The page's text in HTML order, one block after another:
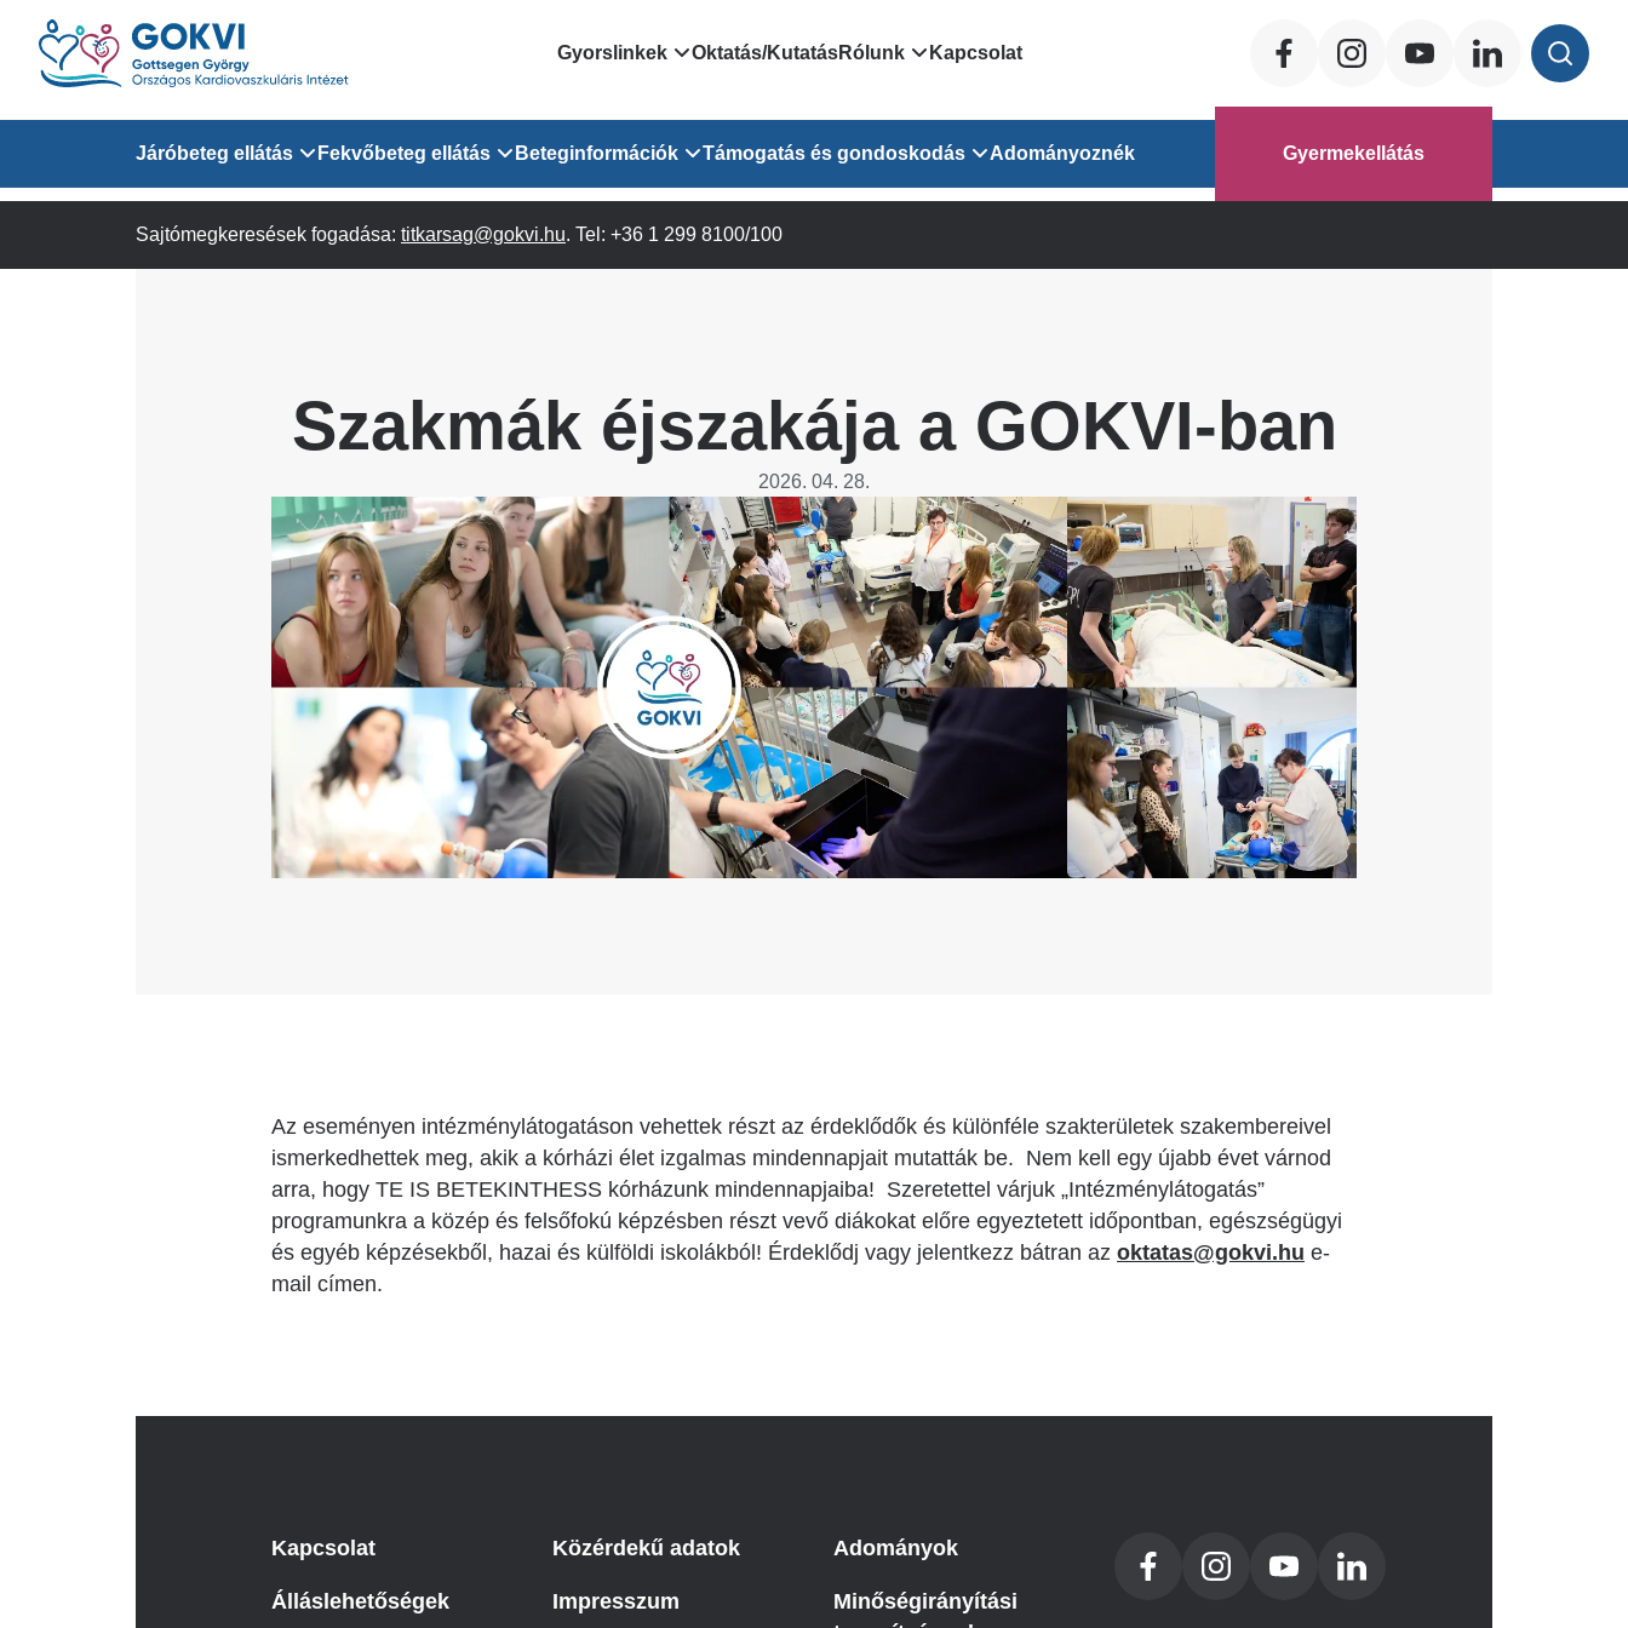
Ugrás
tartalomra
Domain
menu
for
GOKVI
Gyorslinkek
Országos Online Várólista
EESZT - Egészségablak
Egységes alapellátási ügyeleti
rendszer
Háziorvosi körzetek Pest
vármegyére vonatkozóan
Patika ügyeleti link Pest
vármegyére vonatkozóan
Egészségértés
Nemzeti szívinfarktus regiszter
Oktatás/KutatásRólunk
Rendezvényeink
Közérdekű adatok
Kapcsolat
Social
Domain
menu
(main)
Járóbeteg ellátás
Járóbeteg Információk
Fekvőbeteg ellátás
Felnőtt Kardiológiai Osztály
Felnőtt Szív- és Érsebészet
Sürgősségi Betegellátó Osztály
Katéter Terápiás Osztály
Kardiológiai Képalkotó Osztály
Radiológiai Osztály
Beteginformációk
Orvosaink
lekérése
Egészségügyi dokumentáció
kikérő lap
Betegtájékoztatók
Látogatóknak
Szolgáltatásaink
A szív atlasza
Támogatás és gondoskodás
Pszichológusok
felnőtt betegeinknek
Prevenció
Szociális munkás
Rehabilitáció Füreden
Adományoznék Gyermekellátás
Sajtómegkeresések fogadása: titkarsag@gokvi.hu. Tel: +36 1 299 8100/100
Szakmák éjszakája a GOKVI-ban
2026. 04. 28.
Image
Az eseményen intézménylátogatáson vehettek részt az érdeklődők és különféle szakterületek szakembereivel
ismerkedhettek meg, akik a kórházi élet izgalmas mindennapjait mutatták be. Nem kell egy újabb évet várnod
arra, hogy TE IS BETEKINTHESS kórházunk mindennapjaiba! Szeretettel várjuk „Intézménylátogatás”
programunkra a közép és felsőfokú képzésben részt vevő diákokat előre egyeztetett időpontban, egészségügyi
és egyéb képzésekből, hazai és külföldi iskolákból! Érdeklődj vagy jelentkezz bátran az oktatas@gokvi.hu e-
mail címen.
Kapcsolat
Álláslehetőségek
Közérdekű adatok
Impresszum
Adományok
Minőségirányítási